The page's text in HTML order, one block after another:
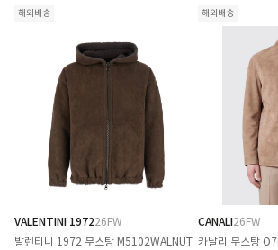
해외배송 해외배송
VALENTINI 197226FW
발렌티니 1972 무스탕 M5102WALNUT
CANALI26FW
카날리 무스탕